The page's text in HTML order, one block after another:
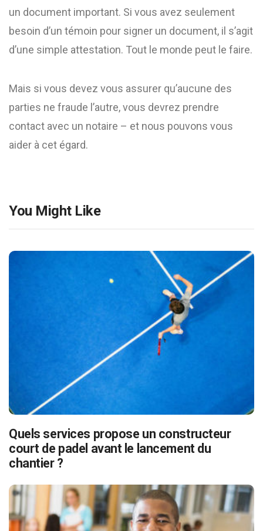
un document important. Si vous avez seulement
besoin d’un témoin pour signer un document, il s’agit
d’une simple attestation. Tout le monde peut le faire.
Mais si vous devez vous assurer qu’aucune des
parties ne fraude l’autre, vous devrez prendre
contact avec un notaire – et nous pouvons vous
aider à cet égard.
You Might Like
Quels services propose un constructeur
court de padel avant le lancement du
chantier ?